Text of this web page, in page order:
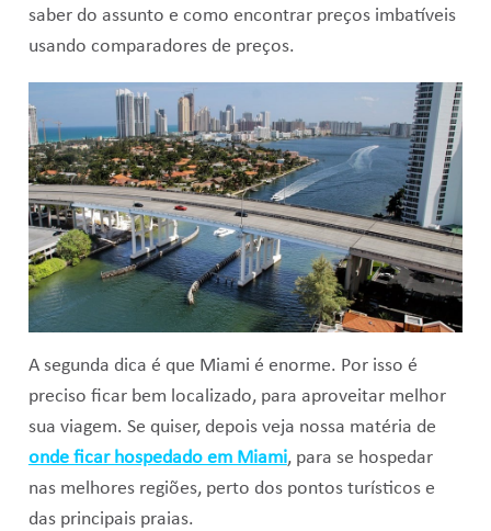
saber do assunto e como encontrar preços imbatíveis
usando comparadores de preços.
A segunda dica é que Miami é enorme. Por isso é
preciso ficar bem localizado, para aproveitar melhor
sua viagem. Se quiser, depois veja nossa matéria de
onde ficar hospedado em Miami, para se hospedar
nas melhores regiões, perto dos pontos turísticos e
das principais praias.